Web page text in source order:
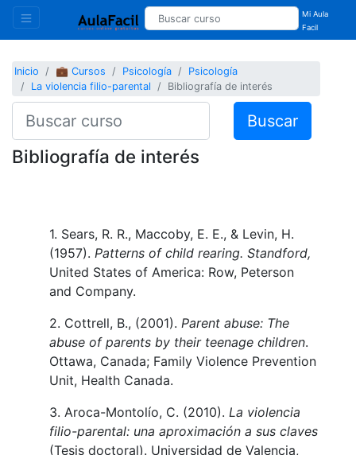
Mi Aula
Facil
Inicio 💼 Cursos Psicología
Psicología
La violencia filio-parental
Bibliografía de interés
Buscar
Bibliografía de interés
1. Sears, R. R., Maccoby, E. E., & Levin, H.
(1957). Patterns of child rearing. Standford,
United States of America: Row, Peterson
and Company.
2. Cottrell, B., (2001). Parent abuse: The
abuse of parents by their teenage children.
Ottawa, Canada; Family Violence Prevention
Unit, Health Canada.
3. Aroca-Montolío, C. (2010). La violencia
filio-parental: una aproximación a sus claves
(Tesis doctoral). Universidad de Valencia,